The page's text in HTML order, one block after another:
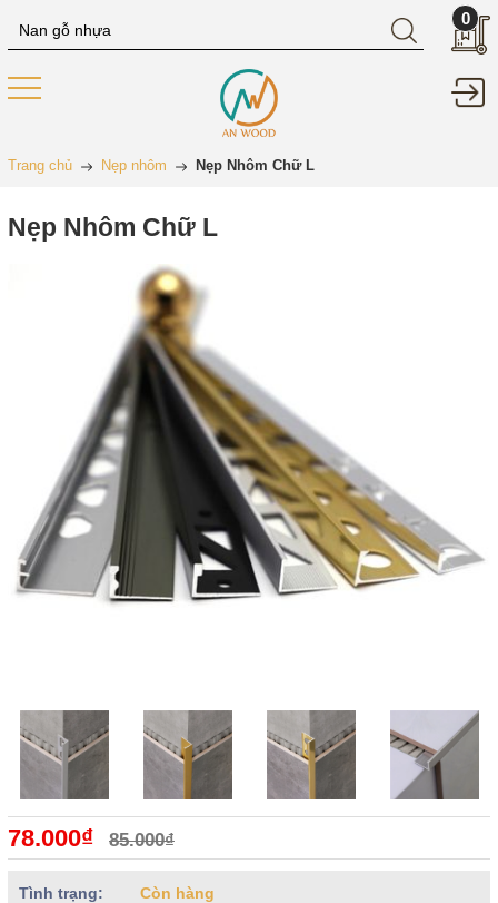
0
Trang chủ Nẹp nhôm Nẹp Nhôm Chữ L
Nẹp Nhôm Chữ L
78.000₫ 85.000₫
Tình trạng:
Còn hàng